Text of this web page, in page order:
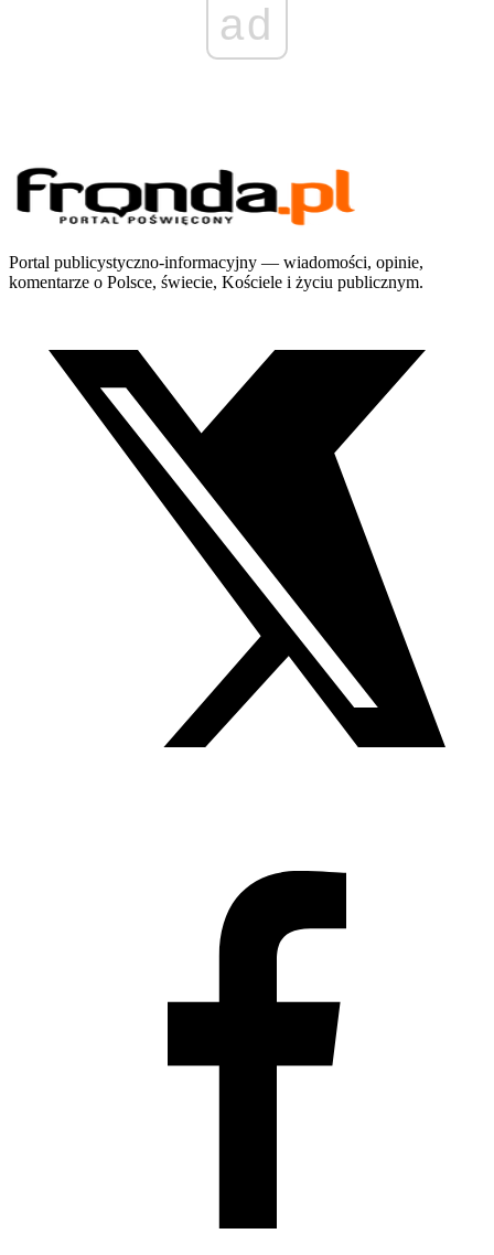
ad
Portal publicystyczno-informacyjny — wiadomości, opinie,
komentarze o Polsce, świecie, Kościele i życiu publicznym.